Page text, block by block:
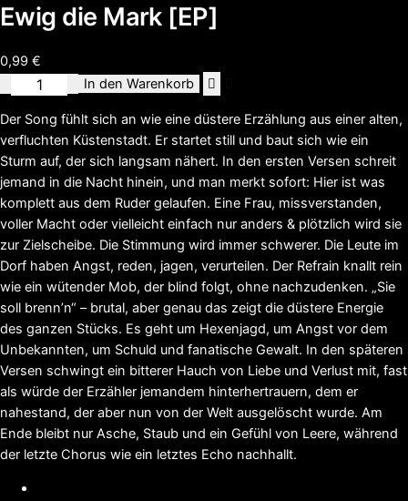
Ewig die Mark [EP]
0,99 €
Ewig
Mark
[EP]
Menge
In den Warenkorb
Der Song fühlt sich an wie eine düstere Erzählung aus einer alten,
verfluchten Küstenstadt. Er startet still und baut sich wie ein
Sturm auf, der sich langsam nähert. In den ersten Versen schreit
jemand in die Nacht hinein, und man merkt sofort: Hier ist was
komplett aus dem Ruder gelaufen. Eine Frau, missverstanden,
voller Macht oder vielleicht einfach nur anders & plötzlich wird sie
zur Zielscheibe. Die Stimmung wird immer schwerer. Die Leute im
Dorf haben Angst, reden, jagen, verurteilen. Der Refrain knallt rein
wie ein wütender Mob, der blind folgt, ohne nachzudenken. „Sie
soll brenn’n“ – brutal, aber genau das zeigt die düstere Energie
des ganzen Stücks. Es geht um Hexenjagd, um Angst vor dem
Unbekannten, um Schuld und fanatische Gewalt. In den späteren
Versen schwingt ein bitterer Hauch von Liebe und Verlust mit, fast
als würde der Erzähler jemandem hinterhertrauern, dem er
nahestand, der aber nun von der Welt ausgelöscht wurde. Am
Ende bleibt nur Asche, Staub und ein Gefühl von Leere, während
der letzte Chorus wie ein letztes Echo nachhallt.